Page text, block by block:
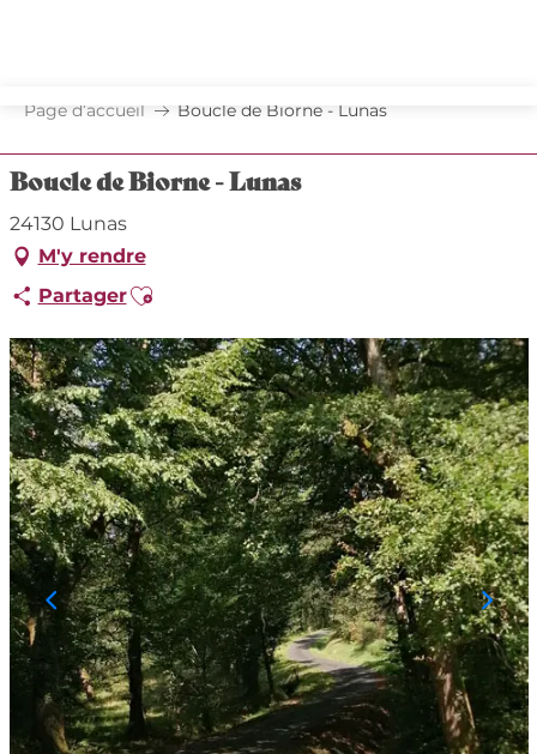
principal
Page d’accueil Boucle de Biorne - Lunas
Boucle de Biorne - Lunas
24130 Lunas
M'y rendre
PartagerAjouter aux favoris